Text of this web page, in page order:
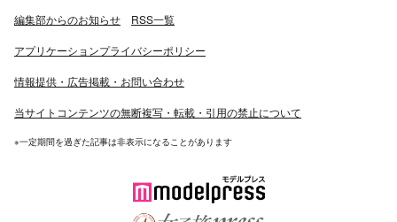
編集部からのお知らせ RSS一覧
アプリケーションプライバシーポリシー
情報提供・広告掲載・お問い合わせ
当サイトコンテンツの無断複写・転載・引用の禁止について
※一定期間を過ぎた記事は非表示になることがあります